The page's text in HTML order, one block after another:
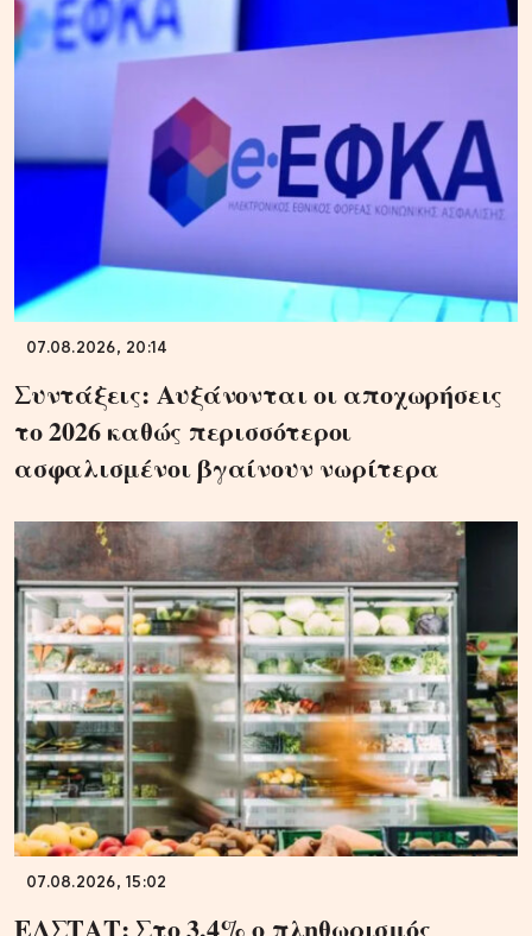
07.08.2026, 20:14
Συντάξεις: Αυξάνονται οι αποχωρήσεις
το 2026 καθώς περισσότεροι
ασφαλισμένοι βγαίνουν νωρίτερα
07.08.2026, 15:02